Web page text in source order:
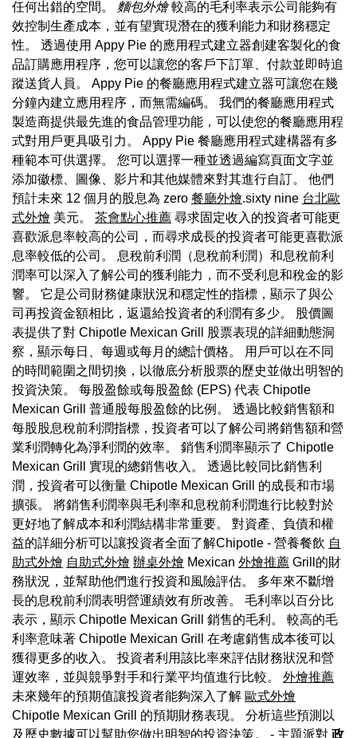
任何出錯的空間。 麵包外燴較高的毛利率表示公司能夠有
效控制生產成本，並有望實現潛在的獲利能力和財務穩定
性。 透過使用 Appy Pie 的應用程式建立器創建客製化的食
品訂購應用程序，您可以讓您的客戶下訂單、付款並即時追
蹤送貨人員。 Appy Pie 的餐廳應用程式建立器可讓您在幾
分鐘內建立應用程序，而無需編碼。 我們的餐廳應用程式
製造商提供最先進的食品管理功能，可以使您的餐廳應用程
式對用戶更具吸引力。 Appy Pie 餐廳應用程式建構器有多
種範本可供選擇。 您可以選擇一種並透過編寫頁面文字並
添加徽標、圖像、影片和其他媒體來對其進行自訂。 他們
預計未來 12 個月的股息為 zero 餐廳外燴.sixty nine 台北歐
式外燴 美元。 茶會點心推薦 尋求固定收入的投資者可能更
喜歡派息率較高的公司，而尋求成長的投資者可能更喜歡派
息率較低的公司。 息稅前利潤（息稅前利潤）和息稅前利
潤率可以深入了解公司的獲利能力，而不受利息和稅金的影
響。 它是公司財務健康狀況和穩定性的指標，顯示了與公
司再投資金額相比，返還給投資者的利潤有多少。 股價圖
表提供了對 Chipotle Mexican Grill 股票表現的詳細動態洞
察，顯示每日、每週或每月的總計價格。 用戶可以在不同
的時間範圍之間切換，以徹底分析股票的歷史並做出明智的
投資決策。 每股盈餘或每股盈餘 (EPS) 代表 Chipotle
Mexican Grill 普通股每股盈餘的比例。 透過比較銷售額和
每股股息稅前利潤指標，投資者可以了解公司將銷售額和營
業利潤轉化為淨利潤的效率。 銷售利潤率顯示了 Chipotle
Mexican Grill 實現的總銷售收入。 透過比較同比銷售利
潤，投資者可以衡量 Chipotle Mexican Grill 的成長和市場
擴張。 將銷售利潤率與毛利率和息稅前利潤進行比較對於
更好地了解成本和利潤結構非常重要。 對資產、負債和權
益的詳細分析可以讓投資者全面了解Chipotle - 營養餐飲 自
助式外燴 自助式外燴 辦桌外燴 Mexican 外燴推薦 Grill的財
務狀況，並幫助他們進行投資和風險評估。 多年來不斷增
長的息稅前利潤表明營運績效有所改善。 毛利率以百分比
表示，顯示 Chipotle Mexican Grill 銷售的毛利。 較高的毛
利率意味著 Chipotle Mexican Grill 在考慮銷售成本後可以
獲得更多的收入。 投資者利用該比率來評估財務狀況和營
運效率，並與競爭對手和行業平均值進行比較。 外燴推薦
未來幾年的預期值讓投資者能夠深入了解 歐式外燴
Chipotle Mexican Grill 的預期財務表現。 分析這些預測以
及歷史數據可以幫助您做出明智的投資決策。 - 主題派對 政